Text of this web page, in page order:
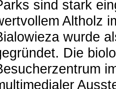
sind stark
Altholz
wurde
Die